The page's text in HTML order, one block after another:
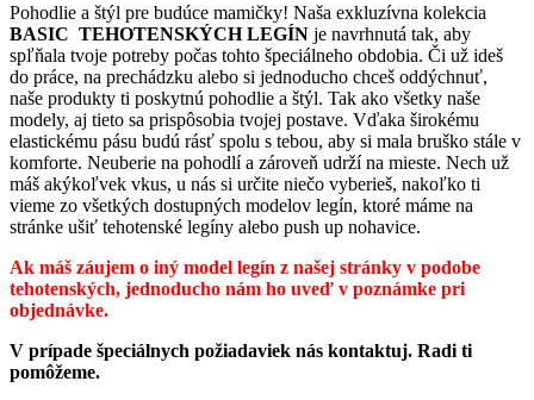
Pohodlie a štýl pre budúce mamičky! Naša exkluzívna kolekcia
BASIC TEHOTENSKÝCH LEGÍN je navrhnutá tak, aby
spľňala tvoje potreby počas tohto špeciálneho obdobia. Či už ideš
do práce, na prechádzku alebo si jednoducho chceš oddýchnuť,
naše produkty ti poskytnú pohodlie a štýl. Tak ako všetky naše
modely, aj tieto sa prispôsobia tvojej postave. Vďaka širokému
elastickému pásu budú rásť spolu s tebou, aby si mala bruško stále v
komforte. Neuberie na pohodlí a zároveň udrží na mieste. Nech už
máš akýkoľvek vkus, u nás si určite niečo vyberieš, nakoľko ti
vieme zo všetkých dostupných modelov legín, ktoré máme na
stránke ušiť tehotenské legíny alebo push up nohavice.
Ak máš záujem o iný model legín z našej stránky v podobe
tehotenských, jednoducho nám ho uveď v poznámke pri
objednávke.
V prípade špeciálnych požiadaviek nás kontaktuj. Radi ti
pomôžeme.